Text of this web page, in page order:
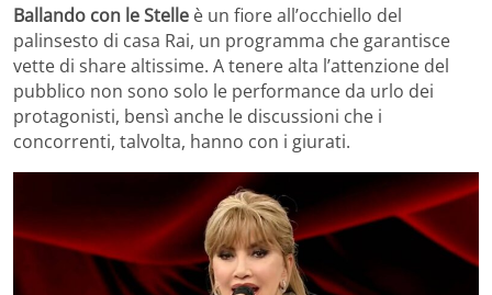
Ballando con le Stelle è un fiore all’occhiello del
palinsesto di casa Rai, un programma che garantisce
vette di share altissime. A tenere alta l’attenzione del
pubblico non sono solo le performance da urlo dei
protagonisti, bensì anche le discussioni che i
concorrenti, talvolta, hanno con i giurati.